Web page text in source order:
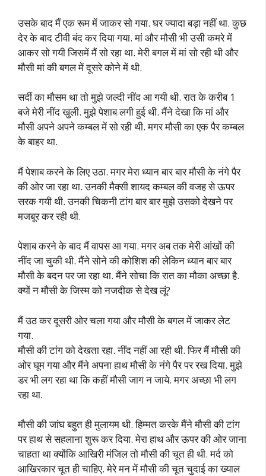
उसके बाद मैं एक रूम में जाकर सो गया. घर ज्यादा बड़ा नहीं था. कुछ
देर के बाद टीवी बंद कर दिया गया. मां और मौसी भी उसी कमरे में
आकर सो गयी जिसमें मैं सो रहा था. मेरी बगल में मां सो रही थी और
मौसी मां की बगल में दूसरे कोने में थी.
सर्दी का मौसम था तो मुझे जल्दी नींद आ गयी थी. रात के करीब 1
बजे मेरी नींद खुली. मुझे पेशाब लगी हुई थी. मैंने देखा कि मां और
मौसी अपने अपने कम्बल में सो रही थी. मगर मौसी का एक पैर कम्बल
के बाहर था.
मैं पेशाब करने के लिए उठा. मगर मेरा ध्यान बार बार मौसी के नंगे पैर
की ओर जा रहा था. उनकी मैक्सी शायद कम्बल की वजह से ऊपर
सरक गयी थी. उनकी चिकनी टांग बार बार मुझे उसको देखने पर
मजबूर कर रही थी.
पेशाब करने के बाद मैं वापस आ गया. मगर अब तक मेरी आंखों की
नींद जा चुकी थी. मैंने सोने की कोशिश की लेकिन ध्यान बार बार
मौसी के बदन पर जा रहा था. मैंने सोचा कि रात का मौका अच्छा है.
क्यों न मौसी के जिस्म को नजदीक से देख लूं?
मैं उठ कर दूसरी ओर चला गया और मौसी के बगल में जाकर लेट
गया.
मौसी की टांग को देखता रहा. नींद नहीं आ रही थी. फिर मैं मौसी की
ओर घूम गया और मैंने अपना हाथ मौसी के नंगे पैर पर रख दिया. मुझे
डर भी लग रहा था कि कहीं मौसी जाग न जाये. मगर अच्छा भी लग
रहा था.
मौसी की जांघ बहुत ही मुलायम थी. हिम्मत करके मैंने मौसी की टांग
पर हाथ से सहलाना शुरू कर दिया. मेरा हाथ और ऊपर की ओर जाना
चाहता था क्योंकि आखिरी मंजिल तो मौसी की चूत ही थी. मर्द को
आखिरकार चूत ही चाहिए. मेरे मन में मौसी की चूत चुदाई का ख्याल